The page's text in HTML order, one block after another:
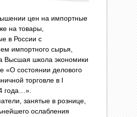
цен на импортные
на товары,
в России с
импортного сырья,
Высшая школа экономики
«О состоянии делового
торговле в I
года…».
занятые в рознице,
ослабления